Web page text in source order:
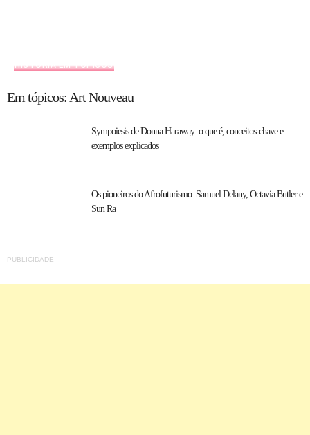
HISTÓRIA EM TÓPICOS
Em tópicos: Art Nouveau
Sympoiesis de Donna Haraway: o que é, conceitos-chave e
exemplos explicados
Os pioneiros do Afrofuturismo: Samuel Delany, Octavia Butler e
Sun Ra
PUBLICIDADE